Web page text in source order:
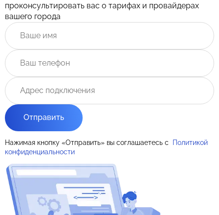
проконсультировать вас о тарифах и провайдерах
вашего города
Отправить
Нажимая кнопку «Отправить» вы соглашаетесь с
Политикой
конфиденциальности